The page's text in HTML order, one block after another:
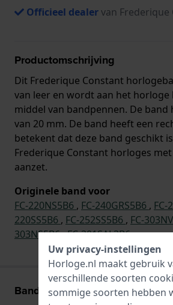
Officieel dealervan Frederique
Productomschrijving
Dit Frederique Constant
van leer en wordt aan het
middel van bandpennen. De band
van 20 mm. De band heeft een
betekent dat deze band geschikt
Frederique Constant horloges
aanzet.
Originele band voor
FC-220NS5B6 , FC-240GRS5B6 , FC-
220SS5B6 , FC-252SS5B6 , FC-
303NS5B6,FC-301SAL3B6
Band informatie
Uw privacy-instellingen
Horloge.nl maakt gebruik
verschillende soorten
sommige soorten hebben